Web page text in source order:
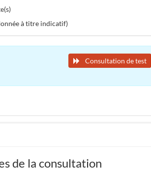
à titre indicatif)
Consultation de test
de la consultation